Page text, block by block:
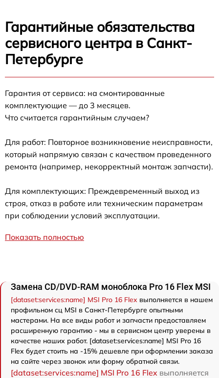
Гарантийные обязательства
сервисного центра в Санкт-
Петербурге
Гарантия от сервиса: на смонтированные
комплектующие — до 3 месяцев.
Что считается гарантийным случаем?
Для работ: Повторное возникновение неисправности,
который напрямую связан с качеством проведенного
ремонта (например, некорректный монтаж запчасти).
Для комплектующих: Преждевременный выход из
строя, отказ в работе или техническим параметрам
при соблюдении условий эксплуатации.
Показать полностью
Замена CD/DVD-RAM моноблока Pro 16 Flex MSI
[dataset:services:name] MSI Pro 16 Flex выполняется в нашем
профильном сц MSI в Санкт-Петербурге опытными
мастерами. На все виды работ и запчасти предоставляем
расширенную гарантию - мы в сервисном центр уверены в
качестве наших работ. [dataset:services:name] MSI Pro 16
Flex будет стоить на -15% дешевле при оформлении заказа
на сайте через звонок или форму обратной связи.
[dataset:services:name] MSI Pro 16 Flex выполняется